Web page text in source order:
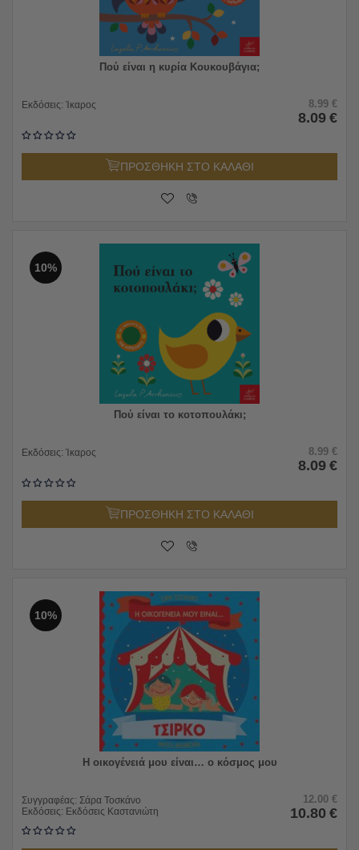
Πού είναι η κυρία Κουκουβάγια;
Εκδόσεις: Ίκαρος 8.99 €
8.09 €
ΠΡΟΣΘΗΚΗ ΣΤΟ ΚΑΛΑΘΙ
10%
Πού είναι το κοτοπουλάκι;
Εκδόσεις: Ίκαρος 8.99 €
8.09 €
ΠΡΟΣΘΗΚΗ ΣΤΟ ΚΑΛΑΘΙ
10%
Η οικογένειά μου είναι… ο κόσμος μου
Συγγραφέας: Σάρα Τοσκάνο
Εκδόσεις: Εκδόσεις Καστανιώτη
12.00 €
10.80 €